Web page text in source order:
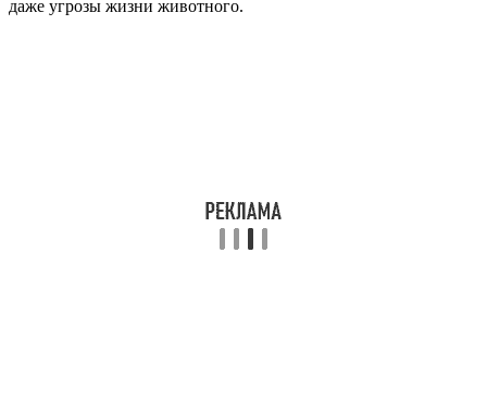
даже угрозы жизни животного.